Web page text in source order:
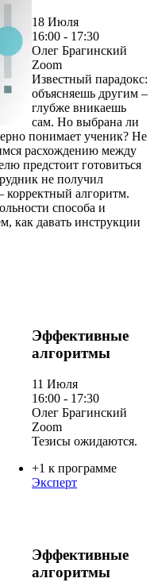
18 Июля
16:00 - 17:30
Олег Брагинский
Zoom
Известный парадокс:
объясняешь другим –
глубже вникаешь
сам. Но выбрана ли
понимает ученик? Не
расхождению между
предстоит готовиться
не получил
алгоритм.
способа и
как давать инструкции
Эффективные
алгоритмы
11 Июля
16:00 - 17:30
Олег Брагинский
Zoom
Тезисы ожидаются.
+1 к программе
Эксперт
Эффективные
алгоритмы